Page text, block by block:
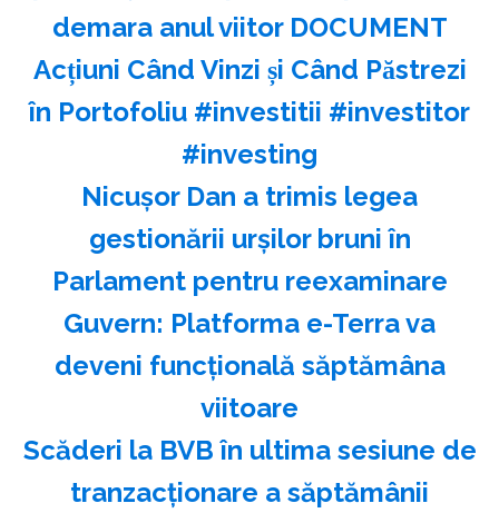
demara anul viitor DOCUMENT
Acțiuni Când Vinzi și Când Păstrezi
în Portofoliu #investitii #investitor
#investing
Nicuşor Dan a trimis legea
gestionării urşilor bruni în
Parlament pentru reexaminare
Guvern: Platforma e-Terra va
deveni funcţională săptămâna
viitoare
Scăderi la BVB în ultima sesiune de
tranzacţionare a săptămânii